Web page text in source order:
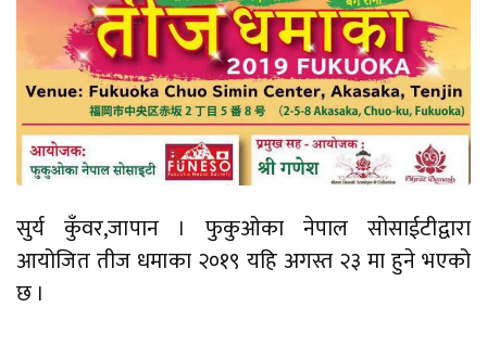
सुर्य कुँवर,जापान । फुकुओका नेपाल सोसाईटीद्वारा
आयोजित तीज धमाका २०१९ यहि अगस्त २३ मा हुने भएको
छ ।